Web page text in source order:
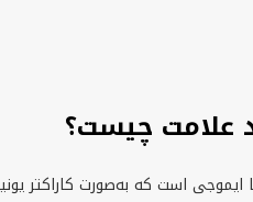
علامت چیست؟
ایموجی است که به‌صورت کاراکتر